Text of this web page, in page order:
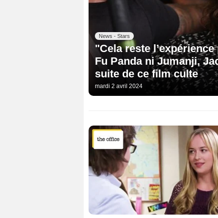
News - Stars
"Cela reste
Fu Panda ni Jumanji,
suite de ce film culte
mardi 2 avril 2024